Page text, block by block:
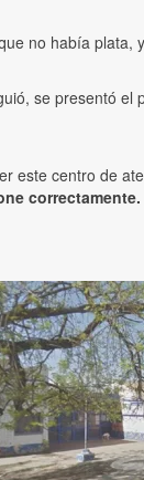
no había plata,
se presentó el
este centro de
correctamente.